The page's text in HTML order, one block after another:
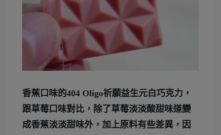
香蕉口味的404 Oligo祈願益生元白巧克力，
跟草莓口味對比，除了草莓淡淡酸甜味道變
成香蕉淡淡甜味外，加上原料有些差異，因